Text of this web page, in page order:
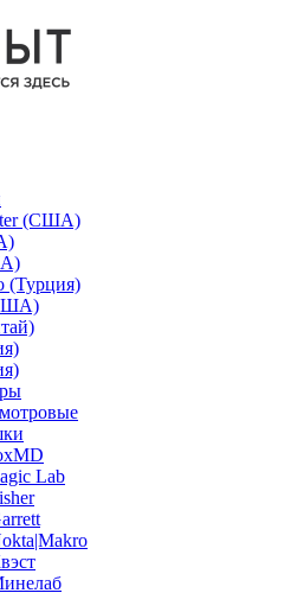
(США)
(Турция)
Lab